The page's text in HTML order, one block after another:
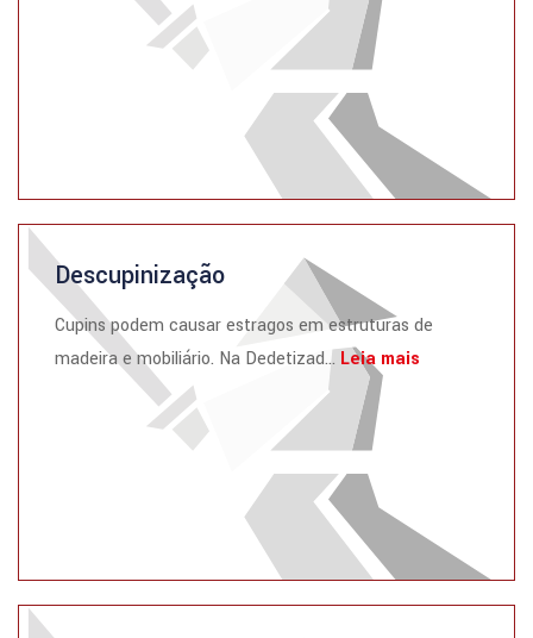
Descupinização
Cupins podem causar estragos em estruturas de
madeira e mobiliário. Na Dedetizad... Leia mais